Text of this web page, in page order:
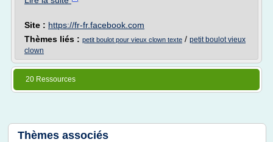
Site : https://fr-fr.facebook.com
Thèmes liés : petit boulot pour vieux clown texte / petit boulot vieux
clown
20 Ressources
Thèmes associés